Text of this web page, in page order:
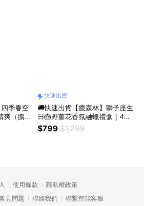
季春空
爽（擴香
物／清
快速出貨
🚚快速出貨【癒森林】獅子座生
日🎂野薑花香氛融蠟禮盒｜4入
+融蠟燭燈（生日禮物／質感送
禮／療癒系禮物／送禮推薦）
$799 $1,299
使用條款
隱私權政策
見問題 聯絡我們 聯繫智能客服